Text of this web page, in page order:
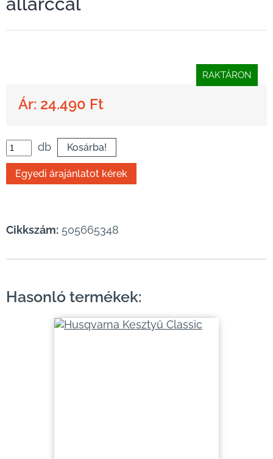
RAKTÁRON
Ár: 24.490 Ft
db
Cikkszám: 505665348
Hasonló termékek: